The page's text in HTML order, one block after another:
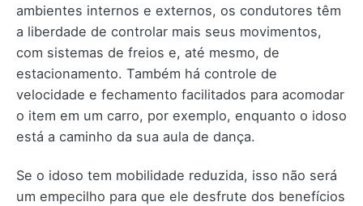
ambientes internos e externos, os condutores têm
a liberdade de controlar mais seus movimentos,
com sistemas de freios e, até mesmo, de
estacionamento. Também há controle de
velocidade e fechamento facilitados para acomodar
o item em um carro, por exemplo, enquanto o idoso
está a caminho da sua aula de dança.
Se o idoso tem mobilidade reduzida, isso não será
um empecilho para que ele desfrute dos benefícios